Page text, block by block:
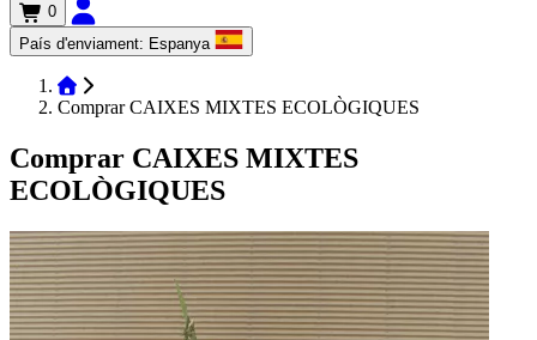
0
País d'enviament: Espanya
Comprar CAIXES MIXTES ECOLÒGIQUES
Comprar CAIXES MIXTES
ECOLÒGIQUES